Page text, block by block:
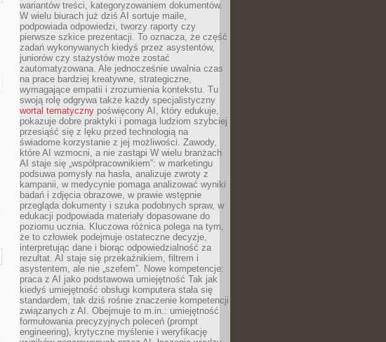
wariantów treści, kategoryzowaniem dokumentów.
W wielu biurach już dziś AI sortuje maile,
podpowiada odpowiedzi, tworzy raporty czy
pierwsze szkice prezentacji. To oznacza, że część
zadań wykonywanych kiedyś przez asystentów,
juniorów czy stażystów może zostać
zautomatyzowana. Ale jednocześnie uwalnia czas
na prace bardziej kreatywne, strategiczne,
wymagające empatii i zrozumienia kontekstu. Tu
swoją rolę odgrywa także każdy specjalistyczny
wortal tematyczny poświęcony AI, który edukuje,
pokazuje dobre praktyki i pomaga ludziom szybciej
przesiąść się z lęku przed technologią na
świadome korzystanie z jej możliwości. Zawody,
które AI wzmocni, a nie zastąpi W wielu branżach
AI staje się „współpracownikiem”: w marketingu
podsuwa pomysły na hasła, analizuje zwroty z
kampanii, w medycynie pomaga analizować wyniki
badań i zdjęcia obrazowe, w prawie wstępnie
przegląda dokumenty i szuka podobnych spraw, w
edukacji podpowiada materiały dopasowane do
poziomu ucznia. Kluczowa różnica polega na tym,
że to człowiek podejmuje ostateczne decyzje,
interpretując dane i biorąc odpowiedzialność za
rezultat. AI staje się przekaźnikiem, filtrem i
asystentem, ale nie „szefem”. Nowe kompetencje:
praca z AI jako podstawowa umiejętność Tak jak
kiedyś umiejętność obsługi komputera stała się
standardem, tak dziś rośnie znaczenie kompetencji
związanych z AI. Obejmuje to m.in.: umiejętność
formułowania precyzyjnych poleceń (prompt
engineering), krytyczne myślenie i weryfikację